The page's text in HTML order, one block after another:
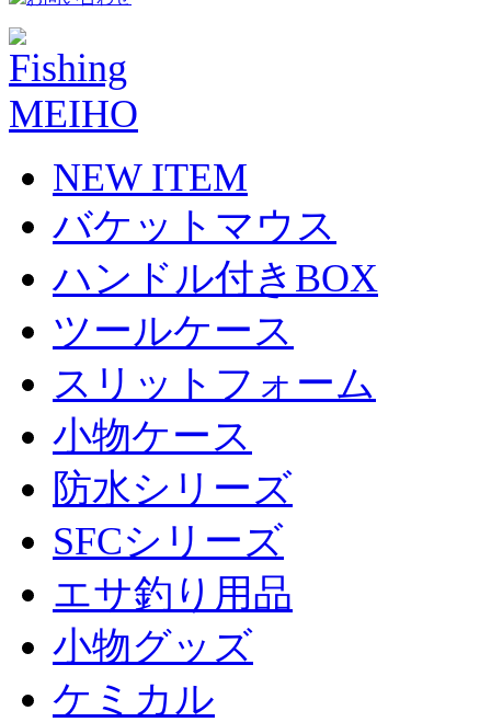
NEW ITEM
バケットマウス
ハンドル付きBOX
ツールケース
スリットフォーム
小物ケース
防水シリーズ
SFCシリーズ
エサ釣り用品
小物グッズ
ケミカル